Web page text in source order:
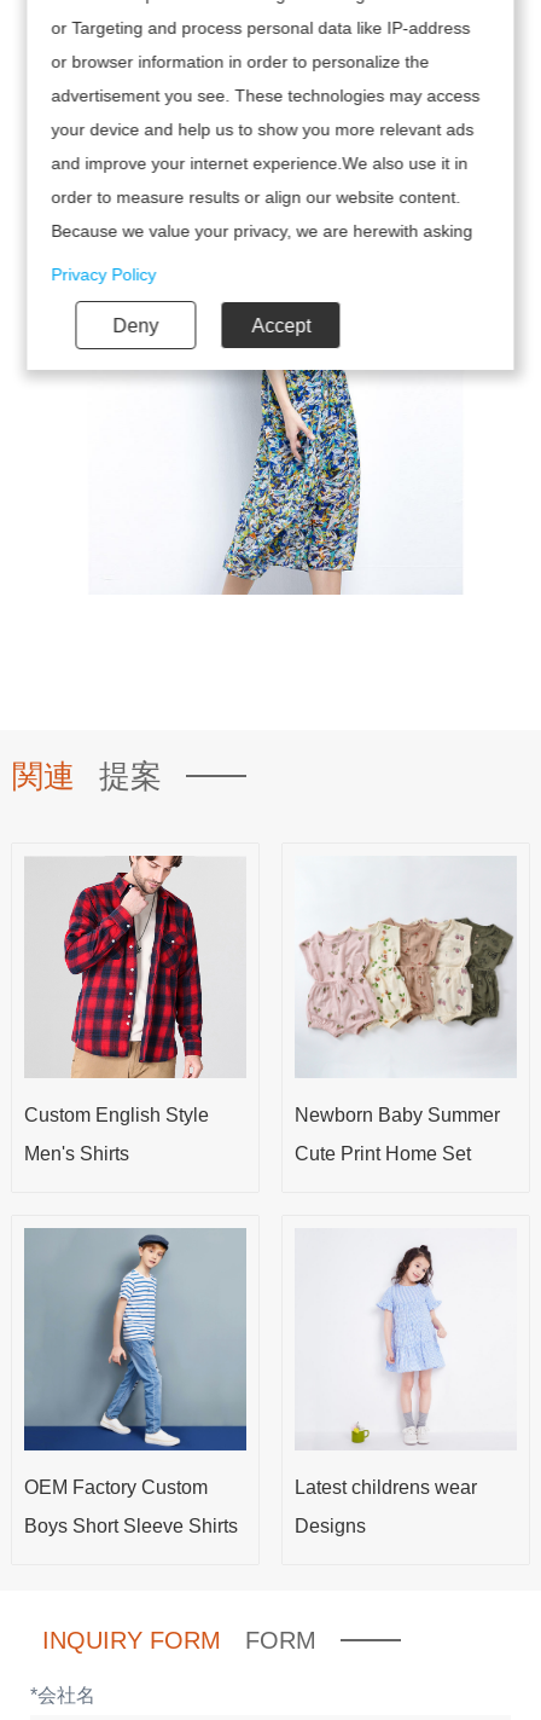
関連 提案
Custom English Style
Men's Shirts
Newborn Baby Summer
Cute Print Home Set
OEM Factory Custom
Boys Short Sleeve Shirts
Latest childrens wear
Designs
INQUIRY FORM FORM
*会社名
or Targeting and process personal data like IP-address
or browser information in order to personalize the
advertisement you see. These technologies may access
your device and help us to show you more relevant ads
and improve your internet experience.We also use it in
order to measure results or align our website content.
Because we value your privacy, we are herewith asking
your permission to use the following technologies.
Privacy Policy
Deny Accept